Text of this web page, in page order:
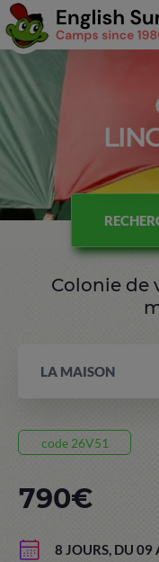
Colonie de
LA MAISON
code 26V51
8 JOURS, DU
790€